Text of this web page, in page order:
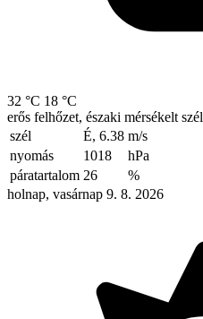
32 °C 18 °C
erős felhőzet, északi mérsékelt szél
szél
É, 6.38 m/s
nyomás
1018
hPa
páratartalom 26
%
holnap, vasárnap 9. 8. 2026